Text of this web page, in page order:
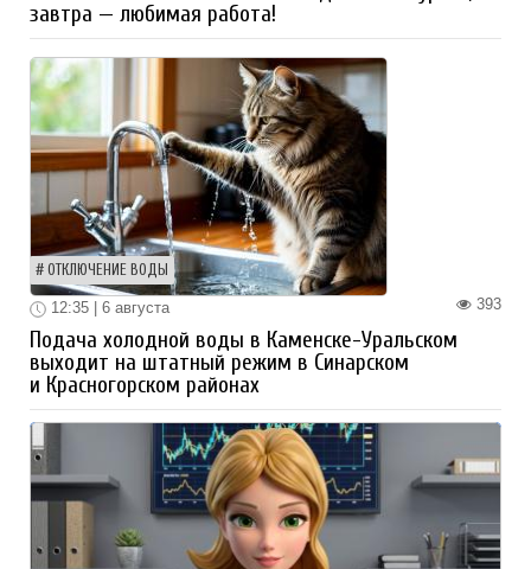
завтра — любимая работа!
ОТКЛЮЧЕНИЕ ВОДЫ
393
12:35 | 6 августа
Подача холодной воды в Каменске-Уральском
выходит на штатный режим в Синарском
и Красногорском районах